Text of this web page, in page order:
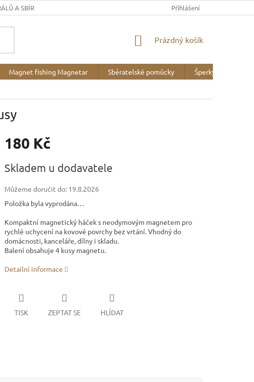
A SBÍREK MINERALOGICKÉ WEBY
Přihlášení
NÁKUPNÍ
Prázdný košík
Magnet fishing Magnetar Sběratelské pomůcky Šperky
180 Kč
cena:
Skladem u dodavatele
Můžeme doručit do: 19.8.2026
Položka byla vyprodána…
Kompaktní magnetický háček s neodymovým magnetem pro
rychlé uchycení na kovové povrchy bez vrtání. Vhodný do
domácnosti, kanceláře, dílny i skladu.
Balení obsahuje 4 kusy magnetu.
Detailní informace
TISK ZEPTAT SE HLÍDAT